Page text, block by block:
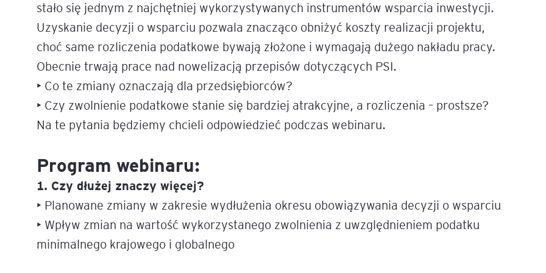
AI w Pythonie: Praktyczne
Warsztaty z Large Language
Models
Chat GPT i AI – Inteligentna
analiza danych
Prawo sztucznej inteligencji
Agenci AI w praktyce –
Warsztaty dla menedżerów
Generatywna AI – prawne
aspekty
Mapa szkoleń
stało się jednym z najchętniej wykorzystywanych instrumentów wsparcia inwestycji.
Uzyskanie decyzji o wsparciu pozwala znacząco obniżyć koszty realizacji projektu,
choć same rozliczenia podatkowe bywają złożone i wymagają dużego nakładu pracy.
Obecnie trwają prace nad nowelizacją przepisów dotyczących PSI.
• Co te zmiany oznaczają dla przedsiębiorców?
• Czy zwolnienie podatkowe stanie się bardziej atrakcyjne, a rozliczenia – prostsze?
Na te pytania będziemy chcieli odpowiedzieć podczas webinaru.
Program webinaru:
1. Czy dłużej znaczy więcej?
• Planowane zmiany w zakresie wydłużenia okresu obowiązywania decyzji o wsparciu
• Wpływ zmian na wartość wykorzystanego zwolnienia z uwzględnieniem podatku
minimalnego krajowego i globalnego